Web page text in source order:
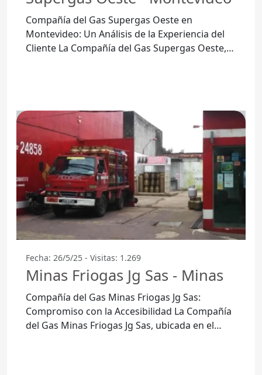
Compañía del Gas Supergas Oeste en
Montevideo: Un Análisis de la Experiencia del
Cliente La Compañía del Gas Supergas Oeste,
Fecha: 26/5/25 - Visitas: 1.269
Minas Friogas Jg Sas - Minas
Compañía del Gas Minas Friogas Jg Sas:
Compromiso con la Accesibilidad La Compañía
del Gas Minas Friogas Jg Sas, ubicada en el